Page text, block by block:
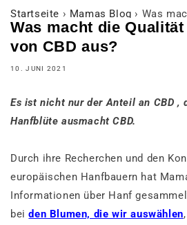
Startseite › Mamas Blog › Was
Was macht die
von CBD aus?
10. JUNI 2021
Es ist nicht nur der Anteil an CBD ,
Hanfblüte ausmacht CBD.
Durch ihre Recherchen und den
europäischen Hanfbauern hat
Informationen über Hanf
beiden Blumen, die wir auswählen